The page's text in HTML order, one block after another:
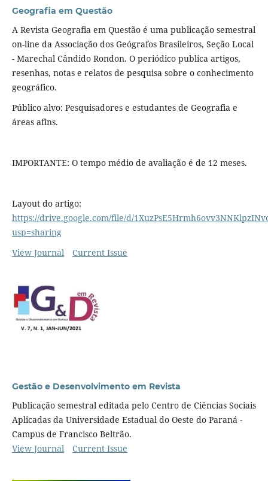
Geografia em Questão
A Revista Geografia em Questão é uma publicação semestral
on-line da Associação dos Geógrafos Brasileiros, Seção Local
- Marechal Cândido Rondon. O periódico publica artigos,
resenhas, notas e relatos de pesquisa sobre o conhecimento
geográfico.
Público alvo: Pesquisadores e estudantes de Geografia e
áreas afins.
IMPORTANTE: O tempo médio de avaliação é de 12 meses.
Layout do artigo:
https://drive.google.com/file/d/
usp=sharing
View Journal
Current Issue
Gestão e Desenvolvimento em Revista
Publicação semestral editada pelo Centro de Ciências Sociais
Aplicadas da Universidade Estadual do Oeste do Paraná -
Campus de Francisco Beltrão.
View Journal
Current Issue